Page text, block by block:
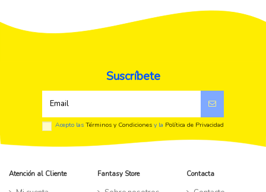
Suscríbete
Acepto lasTérminos y Condiciones y la Política de Privacidad
Atención al Cliente Fantasy Store Contacta